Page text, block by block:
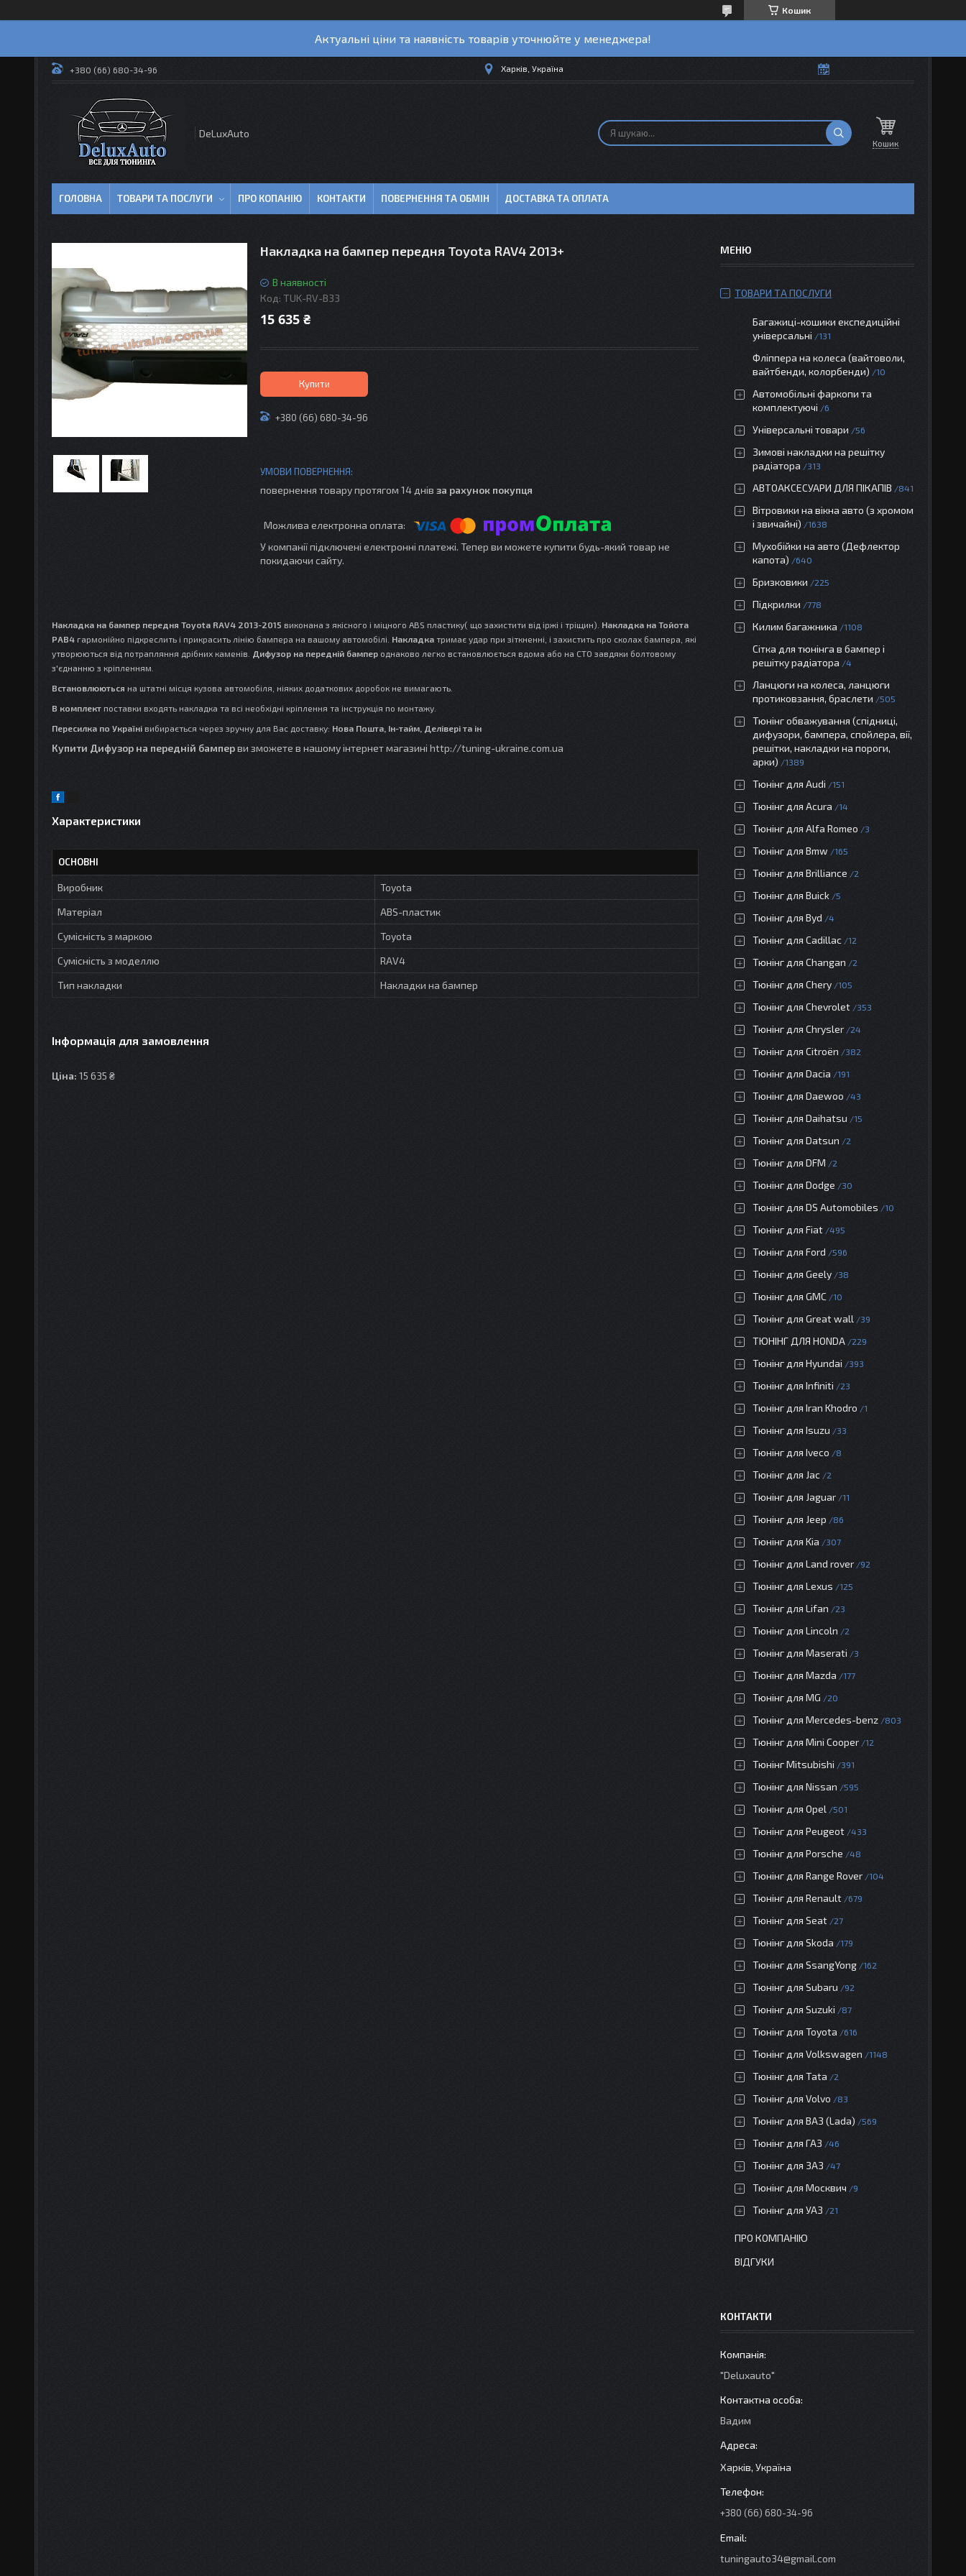
Кошик
Актуальні ціни та наявність товарів уточнюйте у менеджера!
+380 (66) 680-34-96 Харків, Україна
DeLuxAuto
Кошик
ГОЛОВНА ТОВАРИ ТА ПОСЛУГИ ПРО КОПАНІЮ КОНТАКТИ ПОВЕРНЕННЯ ТА ОБМІН ДОСТАВКА ТА ОПЛАТА
Накладка на бампер передня Toyota RAV4 2013+
В наявності
Код: TUK-RV-B33
15 635 ₴
Купити
+380 (66) 680-34-96
повернення товару протягом 14 днів за рахунок покупця
У компанії підключені електронні платежі. Тепер ви можете купити будь-який товар не
покидаючи сайту.
Накладка на бампер передня Toyota RAV4 2013-2015 виконана з якісного і міцного ABS пластику( що захистити від іржі і тріщин). Накладка на Тойота
РАВ4 гармонійно підкреслить і прикрасить лінію бампера на вашому автомобілі. Накладка тримає удар при зіткненні, і захистить про сколах бампера, які
утворюються від потрапляння дрібних каменів.
Дифузор на передній бампер однаково легко встановлюється вдома або на СТО завдяки болтовому
з'єднанню з кріпленням.
Встановлюються на штатні місця кузова автомобіля, ніяких додаткових доробок не вимагають.
В комплект поставки входять накладка та всі необхідні кріплення та інструкція по монтажу.
Пересилка по Україні вибирається через зручну для Вас доставку: Нова Пошта, Ін-тайм, Делівері та ін
Купити Дифузор на передній бамперви зможете в нашому інтернет магазині http://tuning-ukraine.com.ua
Характеристики
ОСНОВНІ
Виробник
Toyota
Матеріал
ABS-пластик
Сумісність з маркою
Toyota
Сумісність з моделлю
RAV4
Тип накладки
Накладки на бампер
Інформація для замовлення
Ціна: 15 635 ₴
ТОВАРИ ТА ПОСЛУГИ
Багажиці-кошики експедиційні
універсальні
131
Фліппера на колеса (вайтоволи,
вайтбенди, колорбенди)
10
Автомобільні фаркопи та
комплектуючі
6
Універсальні товари 56
Зимові накладки на решітку
радіатора
313
АВТОАКСЕСУАРИ ДЛЯ ПІКАПІВ 841
Вітровики на вікна авто (з хромом
і звичайні)
1638
Мухобійки на авто (Дефлектор
капота)
640
Бризковики 225
Підкрилки 778
Килим багажника 1108
Сітка для тюнінга в бампер і
решітку радіатора
4
Ланцюги на колеса, ланцюги
протиковзання, браслети
505
Тюнінг обважування (спідниці,
дифузори, бампера, спойлера, вії,
решітки, накладки на пороги,
арки)
1389
Тюнінг для Audi 151
Тюнінг для Acura 14
Тюнінг для Alfa Romeo 3
Тюнінг для Bmw 165
Тюнінг для Brilliance 2
Тюнінг для Buick 5
Тюнінг для Byd 4
Тюнінг для Cadillac 12
Тюнінг для Changan 2
Тюнінг для Chery 105
Тюнінг для Chevrolet 353
Тюнінг для Chrysler 24
Тюнінг для Citroën 382
Тюнінг для Dacia 191
Тюнінг для Daewoo 43
Тюнінг для Daihatsu 15
Тюнінг для Datsun 2
Тюнінг для DFM 2
Тюнінг для Dodge 30
Тюнінг для DS Automobiles 10
Тюнінг для Fiat 495
Тюнінг для Ford 596
Тюнінг для Geely 38
Тюнінг для GMC 10
Тюнінг для Great wall 39
ТЮНІНГ ДЛЯ HONDA 229
Тюнінг для Hyundai 393
Тюнінг для Infiniti 23
Тюнінг для Iran Khodro 1
Тюнінг для Isuzu 33
Тюнінг для Iveco 8
Тюнінг для Jac 2
Тюнінг для Jaguar 11
Тюнінг для Jeep 86
Тюнінг для Kia 307
Тюнінг для Land rover 92
Тюнінг для Lexus 125
Тюнінг для Lifan 23
Тюнінг для Lincoln 2
Тюнінг для Maserati 3
Тюнінг для Mazda 177
Тюнінг для MG 20
Тюнінг для Mercedes-benz 803
Тюнінг для Mini Cooper 12
Тюнінг Mitsubishi 391
Тюнінг для Nissan 595
Тюнінг для Opel 501
Тюнінг для Peugeot 433
Тюнінг для Porsche 48
Тюнінг для Range Rover 104
Тюнінг для Renault 679
Тюнінг для Seat 27
Тюнінг для Skoda 179
Тюнінг для SsangYong 162
Тюнінг для Subaru 92
Тюнінг для Suzuki 87
Тюнінг для Toyota 616
Тюнінг для Volkswagen 1148
Тюнінг для Tata 2
Тюнінг для Volvo 83
Тюнінг для ВАЗ (Lada) 569
Тюнінг для ГАЗ 46
Тюнінг для ЗАЗ 47
Тюнінг для Москвич 9
Тюнінг для УАЗ 21
ПРО КОМПАНІЮ
ВІДГУКИ
КОНТАКТИ
"Deluxauto"
Вадим
Харків, Україна
+380 (66) 680-34-96
tuningauto34@gmail.com